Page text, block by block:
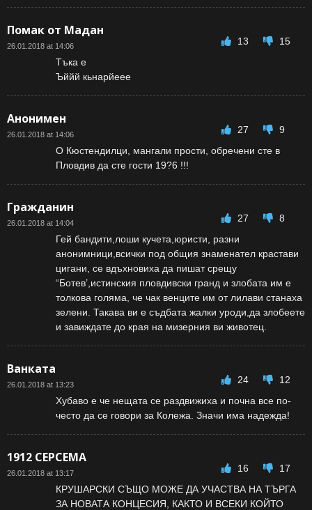
Помак от Мадан
26.01.2018 at 14:06 13
15
Тъка е
Ъййй кьнарйеее
Анонимен
26.01.2018 at 14:06 27
9
О Кюстендилци, мангали прости, обречени сте в
Пловдив да сте гости 19?6 !!!
Гражданин
26.01.2018 at 14:04 27
8
Гей бандити,лоши кучета,юристи, разни
анонимници,всички под общия знаменател крастави
цигани, се вдъхновиха да пишат срещу
“Ботев’,истинския пловдивски гранд и злобата им е
толкова голяма, че чак венците им от лилави станаха
зелени. Такава ви е съдбата жалки уроди,да злобеете
и завиждате до края на мизерния ви животец.
Ванката
26.01.2018 at 13:23 24
12
Хубаво е че нещата се раздвижиха и почна все по-
често да се говори за Колежа. Значи има надежда!
1912 СЕРСЕМА
26.01.2018 at 13:17 16
17
КРУШАРСКИ СЪЩО МОЖЕ ДА УЧАСТВА НА ТЪРГА
ЗА НОВАТА КОНЦЕСИЯ, КАКТО И ВСЕКИ КОЙТО